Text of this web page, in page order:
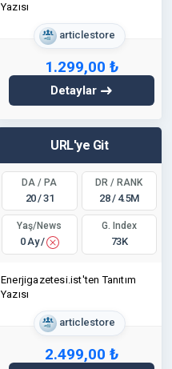
Yazısı
articlestore
1.299,00 ₺
Detaylar
URL'ye Git
DA / PA
20 / 31
DR / RANK
28 / 4.5M
Yaş/News
0 Ay /
G. Index
73K
Enerjigazetesi.ist'ten Tanıtım
Yazısı
articlestore
2.499,00 ₺